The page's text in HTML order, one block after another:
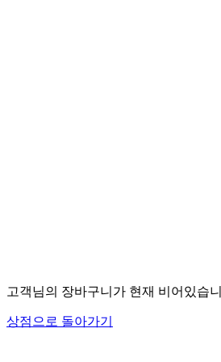
고객님의 장바구니가 현재 비어있습
상점으로 돌아가기